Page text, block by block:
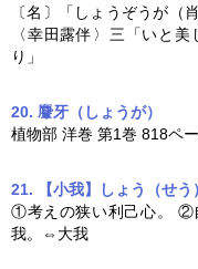
〔名〕「しょうぞうが（
〈幸田露伴〉三「いと
り」
20. 麞牙 （しょうが）
植物部 洋巻 第1巻 818ペ
21. 【小我】しょう（せう
①考えの狭い利己心。 ②
我。⇔大我